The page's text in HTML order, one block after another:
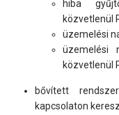
hiba
közvetlenül
üzemelési
üzemelési
közvetlenül
bővített
kapcsolaton